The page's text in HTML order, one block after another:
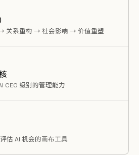
关系重构 → 社会影响 → 价值重塑
CEO 级别的管理能力
估 AI 机会的画布工具